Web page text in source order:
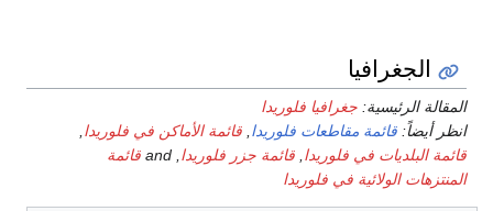
في فلوريدا,
قائمة